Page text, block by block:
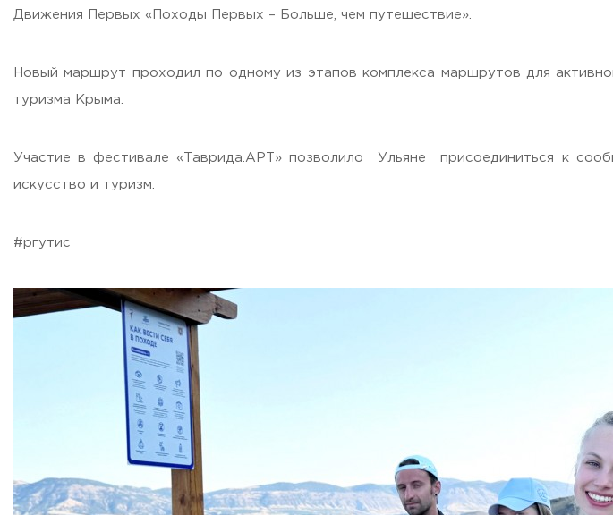
ORDER A CALLBACK
+7 (495) 940 83 00
WORKING HOURS
Mo-th: from 09:00 to 18:00;
Fr: from 09:00 to 16:45;
Движения Первых «Походы Первых – Больше, чем путешествие».
Новый маршрут проходил по одному из этапов комплекса маршрутов для
туризма Крыма.
Участие в фестивале «Таврида.АРТ» позволило Ульяне присоединиться к
искусство и туризм.
#ргутис